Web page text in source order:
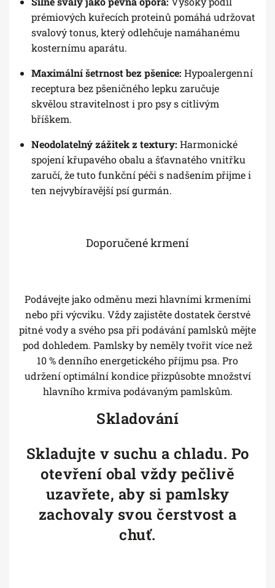
prémiových kuřecích proteinů pomáhá udržovat
svalový tonus, který odlehčuje namáhanému
kosternímu aparátu.
Maximální šetrnost bez pšenice: Hypoalergenní
receptura bez pšeničného lepku zaručuje
skvělou stravitelnost i pro psy s citlivým
bříškem.
Neodolatelný zážitek z textury: Harmonické
spojení křupavého obalu a šťavnatého vnitřku
zaručí, že tuto funkční péči s nadšením přijme i
ten nejvybíravější psí gurmán.
Doporučené krmení
Podávejte jako odměnu mezi hlavními krmeními
nebo při výcviku. Vždy zajistěte dostatek čerstvé
pitné vody a svého psa při podávání pamlsků mějte
pod dohledem. Pamlsky by neměly tvořit více než
10 % denního energetického příjmu psa. Pro
udržení optimální kondice přizpůsobte množství
hlavního krmiva podávaným pamlskům.
Skladování
Skladujte v suchu a chladu. Po
otevření obal vždy pečlivě
uzavřete, aby si pamlsky
zachovaly svou čerstvost a
chuť.